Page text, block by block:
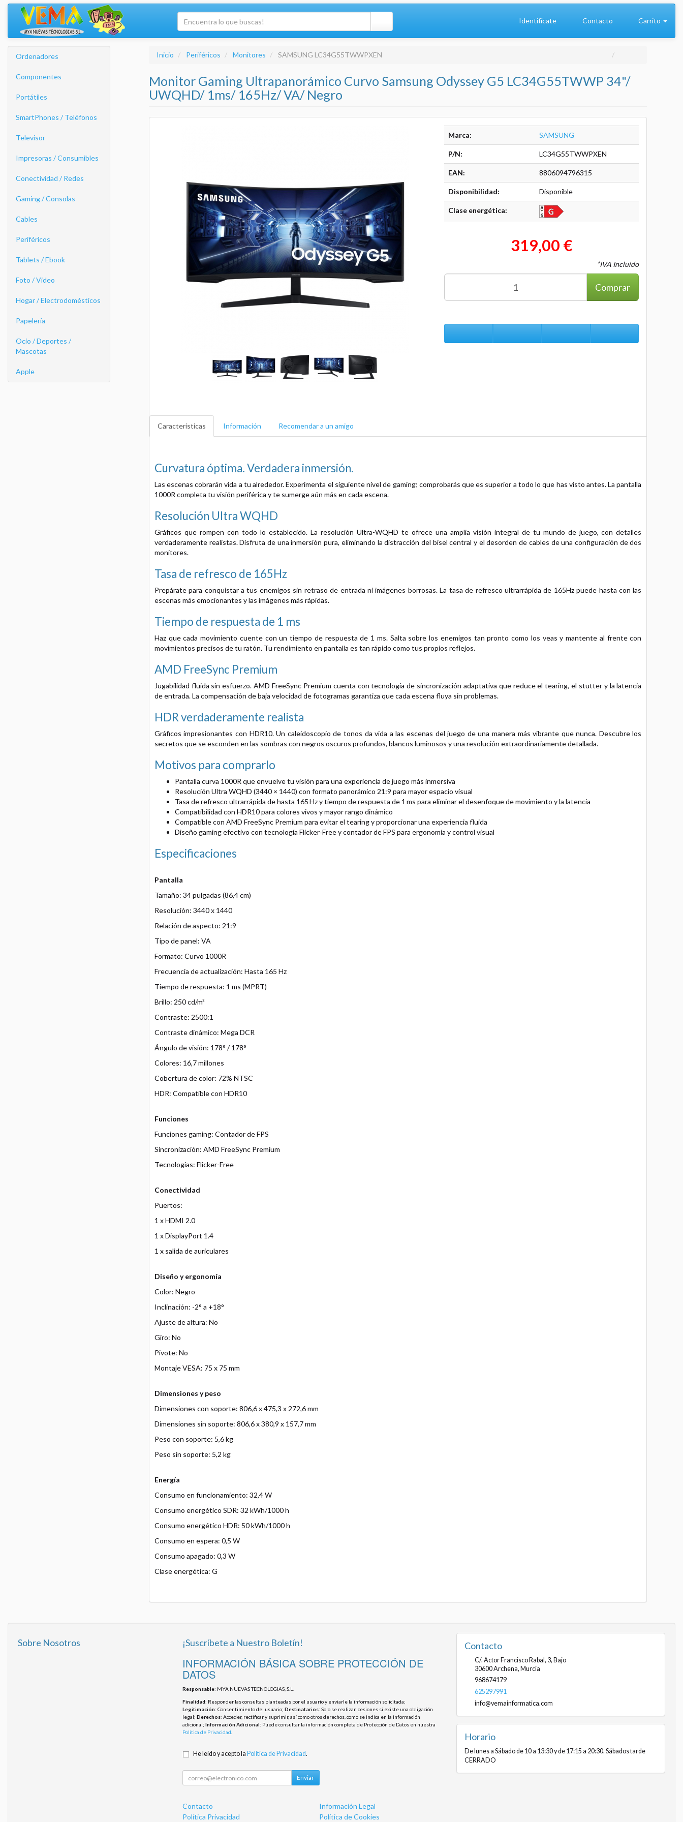
Identifícate Contacto Carrito
Ordenadores
Componentes
Portátiles
SmartPhones / Teléfonos
Televisor
Impresoras / Consumibles
Conectividad / Redes
Gaming / Consolas
Cables
Periféricos
Tablets / Ebook
Foto / Video
Hogar / Electrodomésticos
Papelería
Ocio / Deportes /
Mascotas
Apple
Inicio Periféricos Monitores SAMSUNG LC34G55TWWPXEN
Monitor Gaming Ultrapanorámico Curvo Samsung Odyssey G5 LC34G55TWWP 34"/
UWQHD/ 1ms/ 165Hz/ VA/ Negro
Marca: SAMSUNG
P/N: LC34G55TWWPXEN
EAN: 8806094796315
Disponibilidad: Disponible
Clase energética:
319,00 €
*IVA Incluido
Comprar
Características Información Recomendar a un amigo
Curvatura óptima. Verdadera inmersión.
Las escenas cobrarán vida a tu alrededor. Experimenta el siguiente nivel de gaming; comprobarás que es superior a todo lo que has visto antes. La pantalla
1000R completa tu visión periférica y te sumerge aún más en cada escena.
Resolución Ultra WQHD
Gráficos que rompen con todo lo establecido. La resolución Ultra-WQHD te ofrece una amplia visión integral de tu mundo de juego, con detalles
verdaderamente realistas. Disfruta de una inmersión pura, eliminando la distracción del bisel central y el desorden de cables de una configuración de dos
monitores.
Tasa de refresco de 165Hz
Prepárate para conquistar a tus enemigos sin retraso de entrada ni imágenes borrosas. La tasa de refresco ultrarrápida de 165Hz puede hasta con las
escenas más emocionantes y las imágenes más rápidas.
Tiempo de respuesta de 1 ms
Haz que cada movimiento cuente con un tiempo de respuesta de 1 ms. Salta sobre los enemigos tan pronto como los veas y mantente al frente con
movimientos precisos de tu ratón. Tu rendimiento en pantalla es tan rápido como tus propios reflejos.
AMD FreeSync Premium
Jugabilidad fluida sin esfuerzo. AMD FreeSync Premium cuenta con tecnología de sincronización adaptativa que reduce el tearing, el stutter y la latencia
de entrada. La compensación de baja velocidad de fotogramas garantiza que cada escena fluya sin problemas.
HDR verdaderamente realista
Gráficos impresionantes con HDR10. Un caleidoscopio de tonos da vida a las escenas del juego de una manera más vibrante que nunca. Descubre los
secretos que se esconden en las sombras con negros oscuros profundos, blancos luminosos y una resolución extraordinariamente detallada.
Motivos para comprarlo
Pantalla curva 1000R que envuelve tu visión para una experiencia de juego más inmersiva
Resolución Ultra WQHD (3440 × 1440) con formato panorámico 21:9 para mayor espacio visual
Tasa de refresco ultrarrápida de hasta 165 Hz y tiempo de respuesta de 1 ms para eliminar el desenfoque de movimiento y la latencia
Compatibilidad con HDR10 para colores vivos y mayor rango dinámico
Compatible con AMD FreeSync Premium para evitar el tearing y proporcionar una experiencia fluida
Diseño gaming efectivo con tecnología Flicker‑Free y contador de FPS para ergonomía y control visual
Especificaciones
Pantalla
Tamaño: 34 pulgadas (86,4 cm)
Resolución: 3440 x 1440
Relación de aspecto: 21:9
Tipo de panel: VA
Formato: Curvo 1000R
Frecuencia de actualización: Hasta 165 Hz
Tiempo de respuesta: 1 ms (MPRT)
Brillo: 250 cd/m²
Contraste: 2500:1
Contraste dinámico: Mega DCR
Ángulo de visión: 178° / 178°
Colores: 16,7 millones
Cobertura de color: 72% NTSC
HDR: Compatible con HDR10
Funciones
Funciones gaming: Contador de FPS
Sincronización: AMD FreeSync Premium
Tecnologías: Flicker-Free
Conectividad
Puertos:
1 x HDMI 2.0
1 x DisplayPort 1.4
1 x salida de auriculares
Diseño y ergonomía
Color: Negro
Inclinación: -2° a +18°
Ajuste de altura: No
Giro: No
Pivote: No
Montaje VESA: 75 x 75 mm
Dimensiones y peso
Dimensiones con soporte: 806,6 x 475,3 x 272,6 mm
Dimensiones sin soporte: 806,6 x 380,9 x 157,7 mm
Peso con soporte: 5,6 kg
Peso sin soporte: 5,2 kg
Energía
Consumo en funcionamiento: 32,4 W
Consumo energético SDR: 32 kWh/1000 h
Consumo energético HDR: 50 kWh/1000 h
Consumo en espera: 0,5 W
Consumo apagado: 0,3 W
Clase energética: G
Sobre Nosotros ¡Suscríbete a Nuestro Boletín!
INFORMACIÓN BÁSICA SOBRE PROTECCIÓN DE
DATOS
Responsable: MYA NUEVAS TECNOLOGIAS, S.L.
Finalidad: Responder las consultas planteadas por el usuario y enviarle la información solicitada;
Legitimación: Consentimiento del usuario; Destinatarios: Solo se realizan cesiones si existe una obligación
legal; Derechos: Acceder, rectificar y suprimir, así como otros derechos, como se indica en la información
adicional; Información Adicional: Puede consultar la información completa de Protección de Datos en nuestra
Política de Privacidad
He leído y acepto la Política de Privacidad.
Enviar
Contacto
Información Legal
Política Privacidad
Política de Cookies
Contacto
C/. Actor Francisco Rabal, 3, Bajo
30600Archena, Murcia
968674179
625297991
info@vemainformatica.com
Horario
De lunes a Sábado de 10 a 13:30 y de 17:15 a 20:30. Sábados tarde
CERRADO